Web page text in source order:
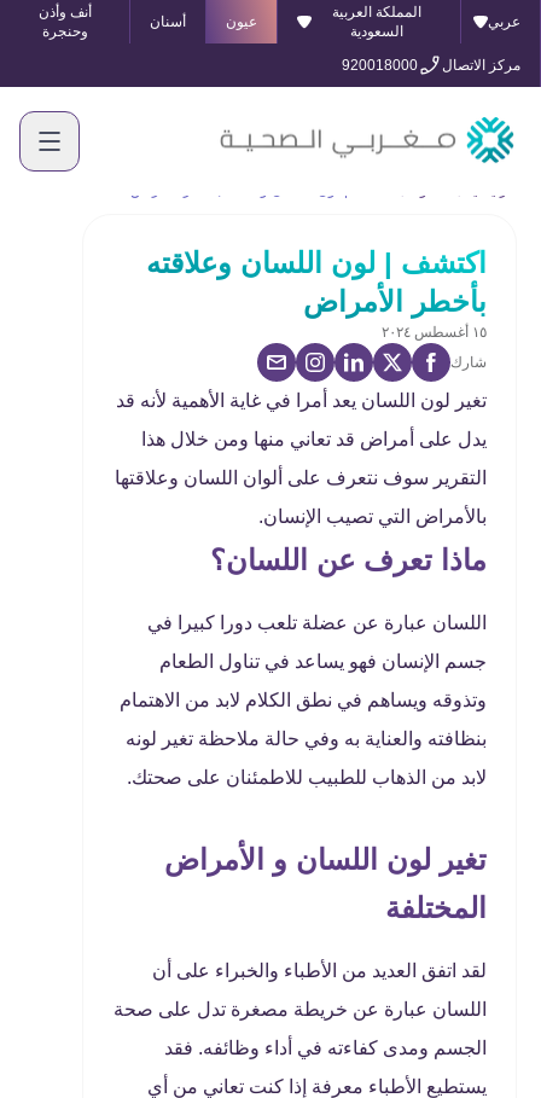
عربي
المملكة العربية
السعودية
عيون أسنان
أنف وأذن
وحنجرة
مركز الاتصال
920018000
اكتشف | لون اللسان وعلاقته
بأخطر الأمراض
١٥ أغسطس ٢٠٢٤
شارك
تغير لون اللسان يعد أمرا في غاية الأهمية لأنه قد
يدل على أمراض قد تعاني منها ومن خلال هذا
التقرير سوف نتعرف على ألوان اللسان وعلاقتها
بالأمراض التي تصيب الإنسان.
ماذا تعرف عن اللسان؟
اللسان عبارة عن عضلة تلعب دورا كبيرا في
جسم الإنسان فهو يساعد في تناول الطعام
وتذوقه ويساهم في نطق الكلام لابد من الاهتمام
بنظافته والعناية به وفي حالة ملاحظة تغير لونه
لابد من الذهاب للطبيب للاطمئنان على صحتك.
تغير لون اللسان و الأمراض
المختلفة
لقد اتفق العديد من الأطباء والخبراء على أن
اللسان عبارة عن خريطة مصغرة تدل على صحة
الجسم ومدى كفاءته في أداء وظائفه. فقد
يستطيع الأطباء معرفة إذا كنت تعاني من أي